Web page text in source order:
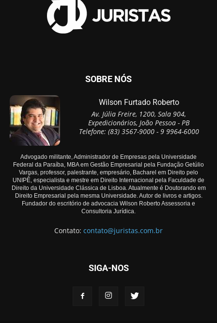
SOBRE NÓS
Wilson Furtado Roberto
Av. Júlia Freire, 1200, Sala 904,
Expedicionários, João Pessoa - PB
Telefone: (83) 3567-9000 - 9 9964-6000
Advogado militante, Administrador de Empresas pela Universidade
Federal da Paraíba, MBA em Gestão Empresarial pela Fundação Getúlio
Vargas, professor, palestrante, empresário, Bacharel em Direito pelo
UNIPÊ, especialista e mestre em Direito Internacional pela Faculdade de
Direito da Universidade Clássica de Lisboa. Atualmente é Doutorando em
Direito Empresarial pela mesma Universidade. Autor de livros e artigos.
Fundador do escritório de advocacia Wilson Roberto Assessoria e
Consultoria Jurídica.
Contato: contato@juristas.com.br
SIGA-NOS